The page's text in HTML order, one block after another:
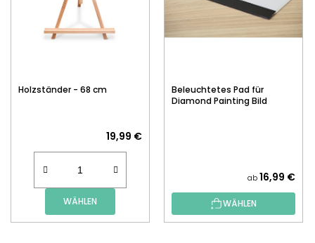
Holzständer - 68 cm
19,99 €
WÄHLEN
Beleuchtetes Pad für
Diamond Painting Bild
ab 16,99 €
WÄHLEN